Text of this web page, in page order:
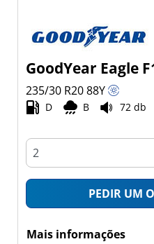
GoodYear Eagle
235/30 R2088Y
D B 72 db
PEDIR UM
Mais informações